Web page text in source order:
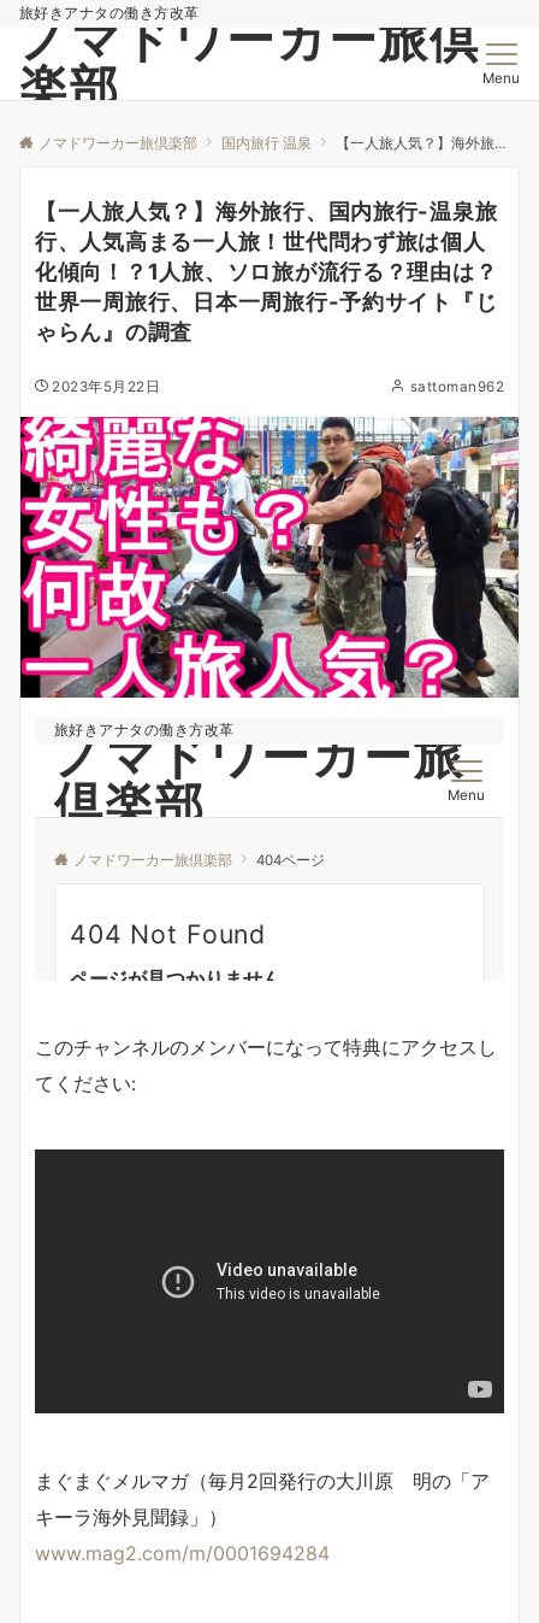
旅好きアナタの働き方改革
ノマドワーカー旅倶
楽部
Menu
ノマドワーカー旅倶楽部 国内旅行 温泉 【一人旅人気？】海外旅行、国内旅行-温泉旅行、人気高まる一人旅！世代問わず旅は個人化傾向！？1人旅、ソロ旅が流行る？理由は？世界一周旅行、日本一周旅行-予約サイト『じゃらん』の調査
【一人旅人気？】海外旅行、国内旅行-温泉旅
行、人気高まる一人旅！世代問わず旅は個人
化傾向！？1人旅、ソロ旅が流行る？理由は？
世界一周旅行、日本一周旅行-予約サイト『じ
ゃらん』の調査
2023年5月22日 sattoman962
このチャンネルのメンバーになって特典にアクセスし
てください:
まぐまぐメルマガ（毎月2回発行の大川原 明の「ア
キーラ海外見聞録」）
www.mag2.com/m/0001694284